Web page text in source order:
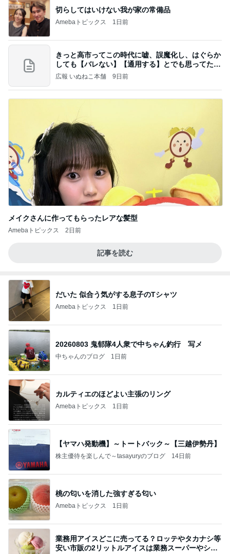
切らしてはいけない我が家の常備品
Amebaトピックス 1日前
きっと高市ってこの時代に嘘、誤魔化し、はぐらか
しても【バレない】【通用する】とでも思ってたん
だろ
広報 いぬねこ本舗 9日前
メイクさんに作ってもらったレアな髪型
Amebaトピックス 2日前
記事を読む
だいた 似合う気がする息子のTシャツ
Amebaトピックス 1日前
20260803 鬼郁隊4人衆で中ちゃん釣行 写メ
中ちゃんのブログ 1日前
カルティエのほどよい主張のリング
Amebaトピックス 1日前
【ヤマハ発動機】～トートバック～【三越伊勢丹】
株主優待を楽しんで～tasayuryのブログ 14日前
桃の匂いを消した強すぎる匂い
Amebaトピックス 1日前
業務用アイスどこに売ってる？ロッテやタカナシ等
安い市販の2リットルアイスは業務スーパーやシャ